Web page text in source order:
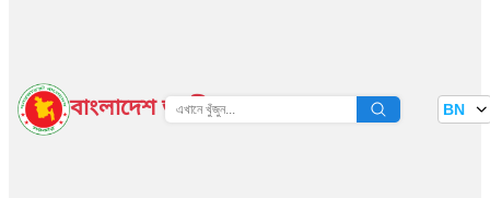
বাংলাদেশ জাতীয় তথ্য বাতায়ন BN